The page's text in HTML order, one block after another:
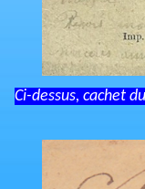
Ci-dessus, cachet